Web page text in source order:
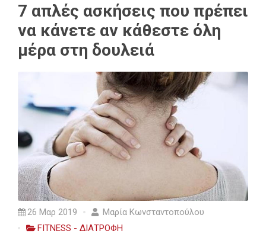
7 απλές ασκήσεις που πρέπει
να κάνετε αν κάθεστε όλη
μέρα στη δουλειά
26 Μαρ 2019
Μαρία Κωνσταντοπούλου
FITNESS - ΔΙΑΤΡΟΦΗ